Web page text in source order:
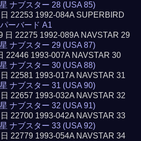
ナブスター 28 (USA 85)
22253 1992-084A SUPERBIRD
ーバード A1
日 22275 1992-089A NAVSTAR 29
ナブスター 29 (USA 87)
22446 1993-007A NAVSTAR 30
ナブスター 30 (USA 88)
22581 1993-017A NAVSTAR 31
ナブスター 31 (USA 90)
22657 1993-032A NAVSTAR 32
ナブスター 32 (USA 91)
22700 1993-042A NAVSTAR 33
ナブスター 33 (USA 92)
22779 1993-054A NAVSTAR 34